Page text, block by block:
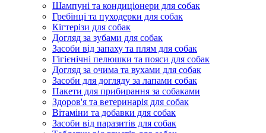
Шампуні та кондиціонери для собак
Гребінці та пуходерки для собак
Кігтерізи для собак
Догляд за зубами для собак
Засоби від запаху та плям для собак
Гігієнічні пелюшки та пояси для собак
Догляд за очима та вухами для собак
Засоби для догляду за лапами собак
Пакети для прибирання за собаками
Здоров'я та ветеринарія для собак
Вітаміни та добавки для собак
Засоби від паразитів для собак